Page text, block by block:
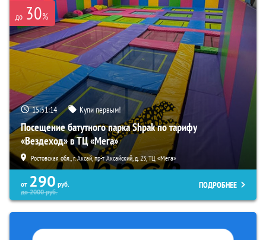
до 30%
15:51:13 Купи первым!
Посещение батутного парка Shpak по тарифу
«Вездеход» в ТЦ «Мега»
Ростовская обл., г. Аксай, пр-т Аксайский, д. 23, ТЦ «Мега»
от 290 руб.
до2000руб.
ПОДРОБНЕЕ